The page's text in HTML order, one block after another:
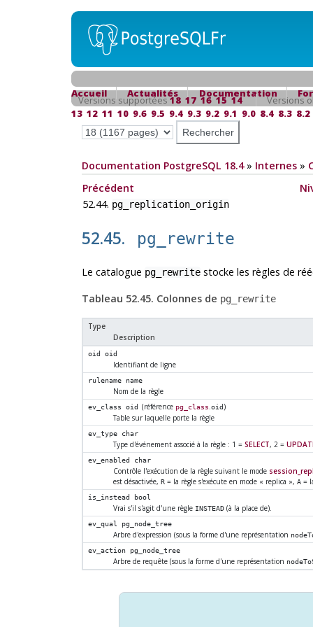
Accueil Actualités Documentation
Versions supportées18 17 16 15 14
Versions
13 12 11 10 9.6 9.5 9.4 9.3 9.2 9.1 9.0 8.4 8.3 8.2
Documentation PostgreSQL 18.4» Internes»
Précédent
52.44. pg_replication_origin
52.45. pg_rewrite
Le catalogue pg_rewritestocke les règles de
Tableau 52.45. Colonnes de pg_rewrite
Type
Description
oid oid
Identifiant de ligne
rulename name
Nom de la règle
ev_class oid (référence pg_class.oid)
Table sur laquelle porte la règle
ev_type char
Type d'événement associé à la règle : 1 = SELECT, 2 =
ev_enabled char
Contrôle l'exécution de la règle suivant le mode
est désactivée, R= la règle s'exécute en mode « replica », A=
is_instead bool
Vrai s'il s'agit d'une règle INSTEAD(à la place de).
ev_qual pg_node_tree
Arbre d'expression (sous la forme d'une représentation
ev_action
pg_node_tree
Arbre de requête (sous la forme d'une représentation